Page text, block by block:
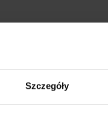
Szczegóły